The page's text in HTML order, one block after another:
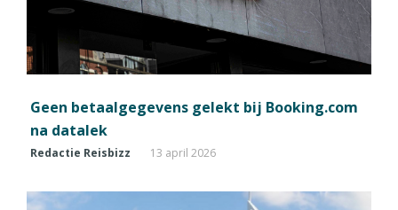
Geen betaalgegevens gelekt bij Booking.com
na datalek
Redactie Reisbizz 13 april 2026